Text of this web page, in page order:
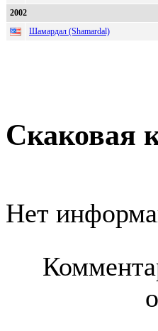
2002
Шамардал (Shamardal)
Скаковая
Нет